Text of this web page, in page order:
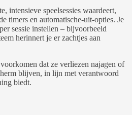
intensieve speelsessies waardeert,
timers en automatische‑uit‑opties. Je
sessie instellen – bijvoorbeeld
herinnert je er zachtjes aan
dat ze verliezen najagen of
blijven, in lijn met verantwoord
biedt.